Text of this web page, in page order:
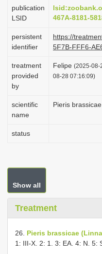
publication
LSID
467A-8181-
persistent
identifier
https://
5F7B-FFF6-
treatment
provided
by
Felipe (2025-08-
08-28 07:16:09)
scientific
name
Pieris
status
Show all
Treatment
26. Pieris brassicae
1: III-X. 2: 1. 3: EA. 4: N. 5: